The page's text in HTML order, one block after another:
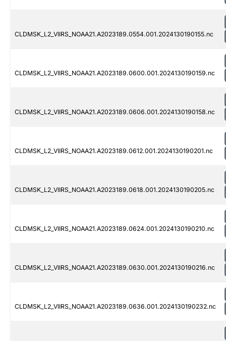
CLDMSK_L2_VIIRS_NOAA21.A2023189.0554.001.2024130190155.nc
CLDMSK_L2_VIIRS_NOAA21.A2023189.0600.001.2024130190159.nc
CLDMSK_L2_VIIRS_NOAA21.A2023189.0606.001.2024130190158.nc
CLDMSK_L2_VIIRS_NOAA21.A2023189.0612.001.2024130190201.nc
CLDMSK_L2_VIIRS_NOAA21.A2023189.0618.001.2024130190205.nc
CLDMSK_L2_VIIRS_NOAA21.A2023189.0624.001.2024130190210.nc
CLDMSK_L2_VIIRS_NOAA21.A2023189.0630.001.2024130190216.nc
CLDMSK_L2_VIIRS_NOAA21.A2023189.0636.001.2024130190232.nc